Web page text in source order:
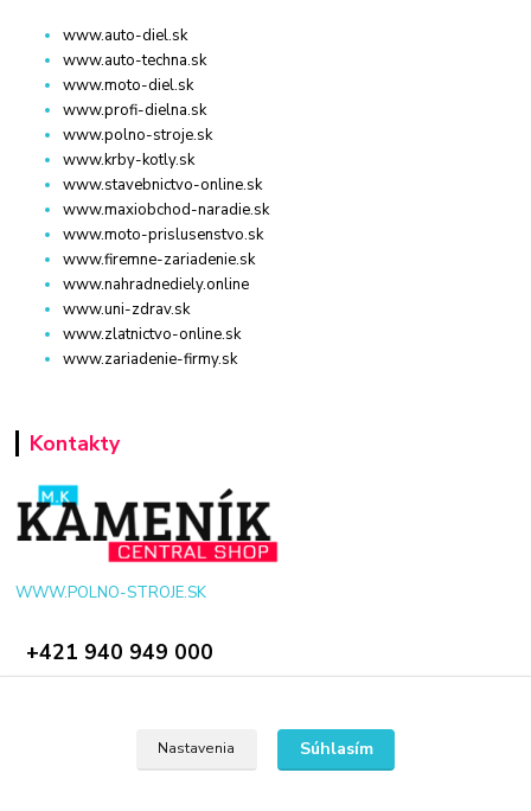
www.auto-diel.sk
www.auto-techna.sk
www.moto-diel.sk
www.profi-dielna.sk
www.polno-stroje.sk
www.krby-kotly.sk
www.stavebnictvo-online.sk
www.maxiobchod-naradie.sk
www.moto-prislusenstvo.sk
www.firemne-zariadenie.sk
www.nahradnediely.online
www.uni-zdrav.sk
www.zlatnictvo-online.sk
www.zariadenie-firmy.sk
Kontakty
WWW.POLNO-STROJE.SK
+421 940 949 000
Nastavenia Súhlasím